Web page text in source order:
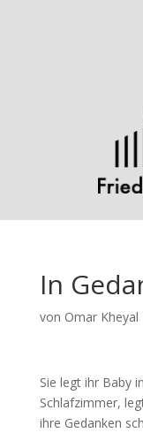
In
von Omar Kheyal
Sie legt ihr Baby
Schlafzimmer,
ihre Gedanken